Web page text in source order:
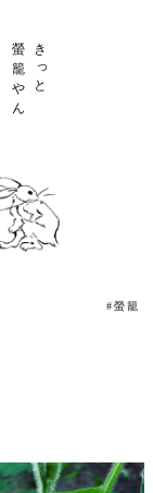
螢
籠
や
ん
き
っ
と
#螢籠